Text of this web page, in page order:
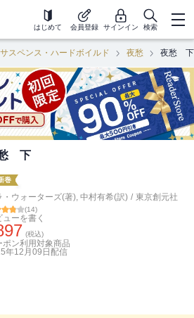
はじめて 会員登録 サインイン 検索
スペンス・ハードボイルド 夜愁 夜愁 下
下
巻
・ウォーターズ(著), 中村有希(訳) / 東京創元社
(14)
ューを書く
(税込)
ポン利用対象商品
年12月09日 配信